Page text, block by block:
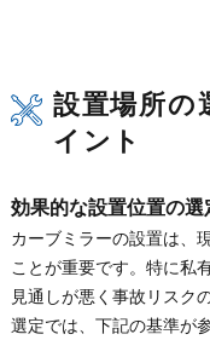
設置場所の
イント
効果的な設置位置の
カーブミラーの設置は、
ことが重要です。特に私
見通しが悪く事故リスク
選定では、下記の基準が